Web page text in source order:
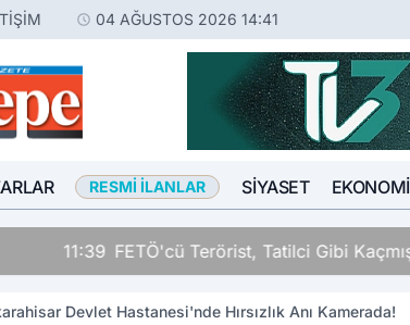
04 AĞUSTOS 2026 14:41
RESMI İLANLAR SIYASET EKONOMI
FETÖ'cü Terörist, Tatilci Gibi Kaçmış
Devlet Hastanesi'nde Hırsızlık Anı Kamerada!